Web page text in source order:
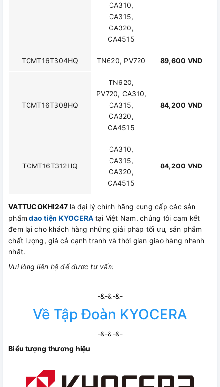
CA310,
CA315,
CA320,
CA4515
TCMT16T304HQ TN620, PV720 89,600 VND
TCMT16T308HQ
TN620,
PV720, CA310,
CA315,
CA320,
CA4515
84,200 VND
TCMT16T312HQ
CA310,
CA315,
CA320,
CA4515
84,200 VND
VATTUCOKHI247 là đại lý chính hãng cung cấp các sản
phẩmdao tiện KYOCERA tại Việt Nam, chúng tôi cam kết
đem lại cho khách hàng những giải pháp tối ưu, sản phẩm
chất lượng, giá cả cạnh tranh và thời gian giao hàng nhanh
nhất.
Vui lòng liên hệ để được tư vấn:
-&-&-&-
Về Tập Đoàn KYOCERA
-&-&-&-
Biểu tượng thương hiệu